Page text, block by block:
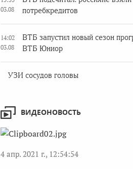
03.08
потребкредитов
14:02
03.08
ВТБ запустил новый сезон
ВТБ Юниор
УЗИ сосудов головы
ВИДЕОНОВОСТЬ
4 апр. 2021 г., 12:54:54